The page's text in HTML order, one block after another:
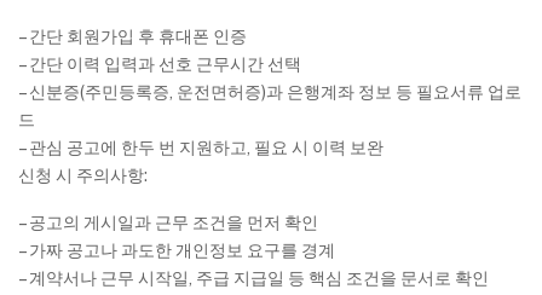
– 간단 회원가입 후 휴대폰 인증
– 간단 이력 입력과 선호 근무시간 선택
– 신분증(주민등록증, 운전면허증)과 은행계좌 정보 등 필요서류 업로
드
– 관심 공고에 한두 번 지원하고, 필요 시 이력 보완
신청 시 주의사항:
– 공고의 게시일과 근무 조건을 먼저 확인
– 가짜 공고나 과도한 개인정보 요구를 경계
– 계약서나 근무 시작일, 주급 지급일 등 핵심 조건을 문서로 확인